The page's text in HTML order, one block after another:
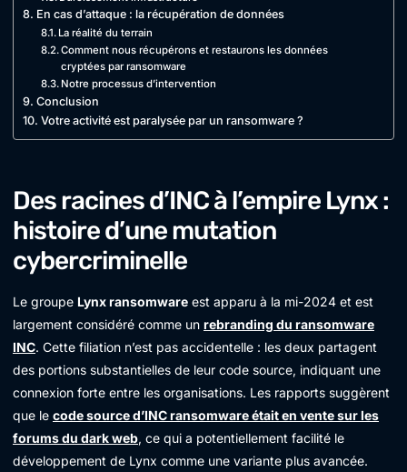
En cas d’attaque : la récupération de données
La réalité du terrain
Comment nous récupérons et restaurons les données
cryptées par ransomware
Notre processus d’intervention
Conclusion
Votre activité est paralysée par un ransomware ?
Des racines d’INC à l’empire Lynx :
histoire d’une mutation
cybercriminelle
Le groupe Lynx ransomware est apparu à la mi-2024 et est
largement considéré comme un rebranding du ransomware
INC. Cette filiation n’est pas accidentelle : les deux partagent
des portions substantielles de leur code source, indiquant une
connexion forte entre les organisations. Les rapports suggèrent
que le code source d’INC ransomware était en vente sur les
forums du dark web, ce qui a potentiellement facilité le
développement de Lynx comme une variante plus avancée.